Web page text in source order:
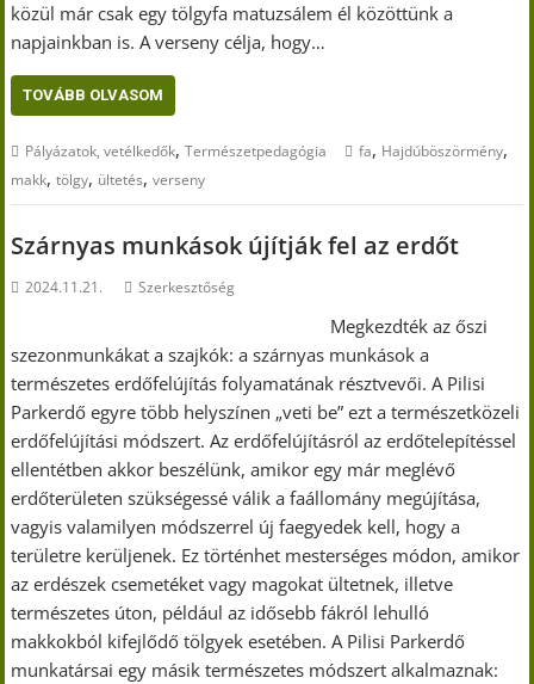
közül már csak egy tölgyfa matuzsálem él közöttünk a
napjainkban is. A verseny célja, hogy…
TOVÁBB OLVASOM
Pályázatok, vetélkedők,Természetpedagógia fa, Hajdúböszörmény,
makk,tölgy, ültetés,verseny
Szárnyas munkások újítják fel az erdőt
2024.11.21. Szerkesztőség
Megkezdték az őszi
szezonmunkákat a szajkók: a szárnyas munkások a
természetes erdőfelújítás folyamatának résztvevői. A Pilisi
Parkerdő egyre több helyszínen „veti be” ezt a természetközeli
erdőfelújítási módszert. Az erdőfelújításról az erdőtelepítéssel
ellentétben akkor beszélünk, amikor egy már meglévő
erdőterületen szükségessé válik a faállomány megújítása,
vagyis valamilyen módszerrel új faegyedek kell, hogy a
területre kerüljenek. Ez történhet mesterséges módon, amikor
az erdészek csemetéket vagy magokat ültetnek, illetve
természetes úton, például az idősebb fákról lehulló
makkokból kifejlődő tölgyek esetében. A Pilisi Parkerdő
munkatársai egy másik természetes módszert alkalmaznak: